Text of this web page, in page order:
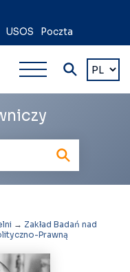
USOS Poczta
główna
Wybierz
język
→ Zakład Badań nad
Prawną